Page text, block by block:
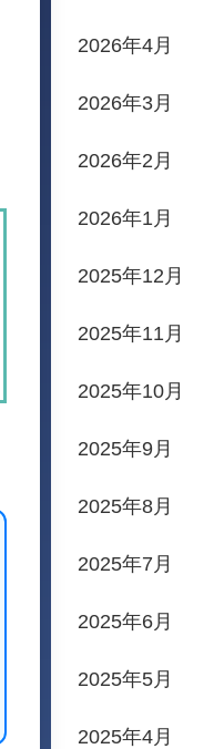
2026年4月
2026年3月
2026年2月
2026年1月
2025年12月
2025年11月
2025年10月
2025年9月
2025年8月
2025年7月
2025年6月
2025年5月
2025年4月